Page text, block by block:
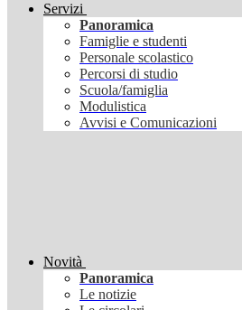
Servizi
Panoramica
Famiglie e studenti
Personale scolastico
Percorsi di studio
Scuola/famiglia
Modulistica
Avvisi e Comunicazioni
Novità
Panoramica
Le notizie